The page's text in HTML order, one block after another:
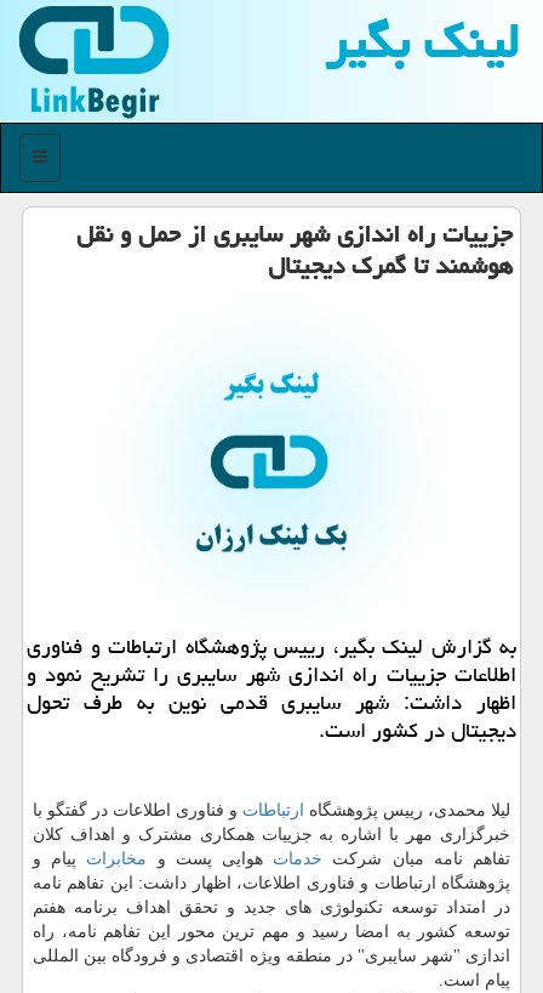
لینك بگیر
منو
جزییات راه اندازی شهر سایبری از حمل و نقل
هوشمند تا گمرک دیجیتال
به گزارش لینک بگیر، رییس پژوهشگاه ارتباطات و فناوری
اطلاعات جزییات راه اندازی شهر سایبری را تشریح نمود و
اظهار داشت: شهر سایبری قدمی نوین به طرف تحول
دیجیتال در کشور است.
لیلا محمدی، رییس پژوهشگاه ارتباطات و فناوری اطلاعات در گفتگو با
خبرگزاری مهر با اشاره به جزییات همکاری مشترک و اهداف کلان
تفاهم نامه میان شرکت خدمات هوایی پست و مخابرات پیام و
پژوهشگاه ارتباطات و فناوری اطلاعات، اظهار داشت: این تفاهم نامه
در امتداد توسعه تکنولوژی های جدید و تحقق اهداف برنامه هفتم
توسعه کشور به امضا رسید و مهم ترین محور این تفاهم نامه، راه
اندازی "شهر سایبری" در منطقه ویژه اقتصادی و فرودگاه بین المللی
پیام است.